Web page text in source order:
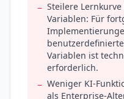
− Steilere
Variablen: Für
Variablen ist
erforderlich.
− Weniger KI-
als Enterprise-